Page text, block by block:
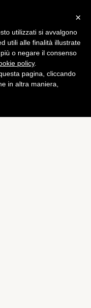
dei
retro
×
utilizzati si avvalgono
utili alle finalità illustrate
o negare il consenso
policy.
pagina, cliccando
in altra maniera,